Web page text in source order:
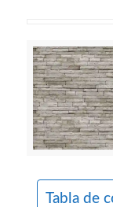
Tabla de